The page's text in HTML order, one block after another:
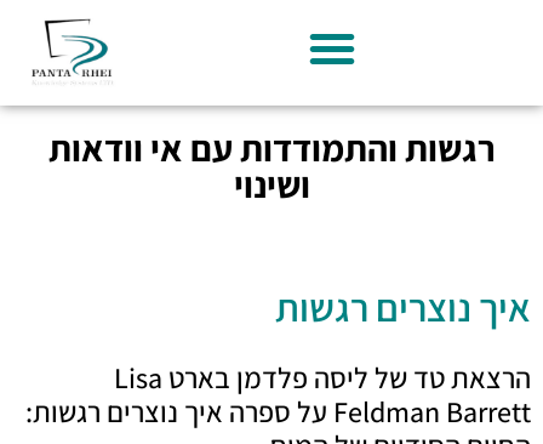
רגשות והתמודדות עם אי וודאות
ושינוי
איך נוצרים רגשות
הרצאת טד של ליסה פלדמן בארט Lisa
Feldman Barrett על ספרה איך נוצרים רגשות: